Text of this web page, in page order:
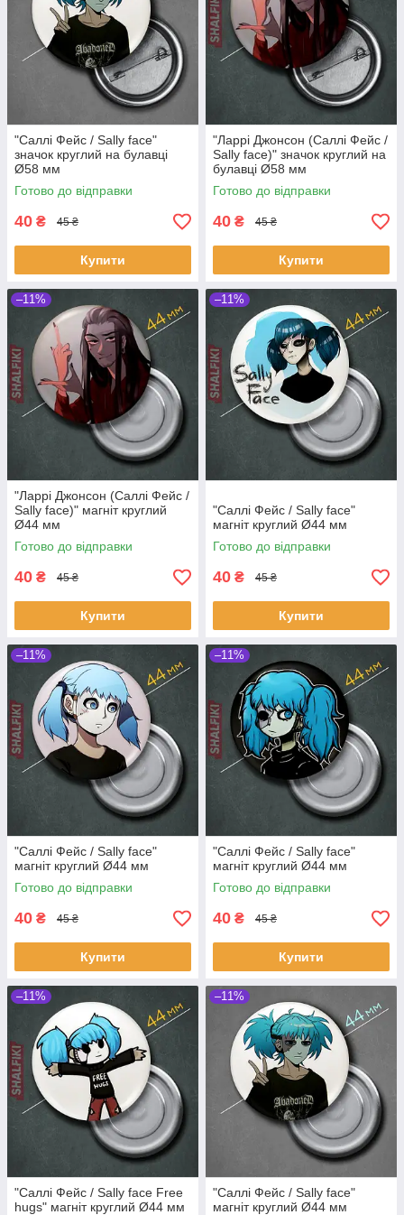
"Саллі Фейс / Sally face"
значок круглий на булавці
Ø58 мм
Готово до відправки
40 ₴ 45 ₴
Купити
"Ларрі Джонсон (Саллі Фейс /
Sally face)" значок круглий на
булавці Ø58 мм
Готово до відправки
40 ₴ 45 ₴
Купити
–11%
"Ларрі Джонсон (Саллі Фейс /
Sally face)" магніт круглий
Ø44 мм
Готово до відправки
40 ₴ 45 ₴
Купити
–11%
"Саллі Фейс / Sally face"
магніт круглий Ø44 мм
Готово до відправки
40 ₴ 45 ₴
Купити
–11%
"Саллі Фейс / Sally face"
магніт круглий Ø44 мм
Готово до відправки
40 ₴ 45 ₴
Купити
–11%
"Саллі Фейс / Sally face"
магніт круглий Ø44 мм
Готово до відправки
40 ₴ 45 ₴
Купити
–11%
"Саллі Фейс / Sally face Free
hugs" магніт круглий Ø44 мм
–11%
"Саллі Фейс / Sally face"
магніт круглий Ø44 мм